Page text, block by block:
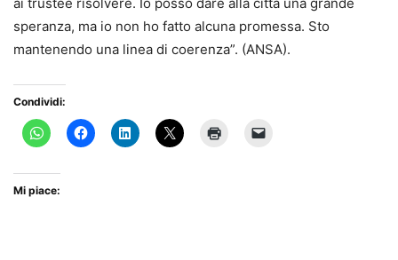
ai trustee risolvere. Io posso dare alla città una grande
speranza, ma io non ho fatto alcuna promessa. Sto
mantenendo una linea di coerenza”. (ANSA).
Condividi:
Mi piace: